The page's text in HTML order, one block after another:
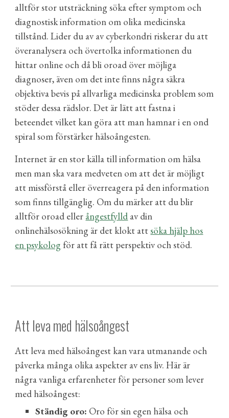
alltför stor utsträckning söka efter symptom och
diagnostisk information om olika medicinska
tillstånd. Lider du av av cyberkondri riskerar du att
överanalysera och övertolka informationen du
hittar online och då bli oroad över möjliga
diagnoser, även om det inte finns några säkra
objektiva bevis på allvarliga medicinska problemsom
stöder dessa rädslor. Det är lätt att fastna i
beteendet vilket kan göra att man hamnar i en ond
spiral som förstärker hälsoångesten.
Internet är en stor källa till information om hälsa
men man ska vara medveten om att det är möjligt
att missförstå eller överreagera på den information
som finns tillgänglig. Om du märker att du blir
alltför oroad eller ångestfylld av din
onlinehälsosökning är det klokt attsöka hjälp hos
en psykolog för att få rätt perspektiv och stöd.
Att leva med hälsoångest
Att leva med hälsoångest kan vara utmanande och
påverka många olika aspekter av ens liv. Här är
några vanliga erfarenheter för personer som lever
med hälsoångest:
Ständig oro: Oro för sin egen hälsa och